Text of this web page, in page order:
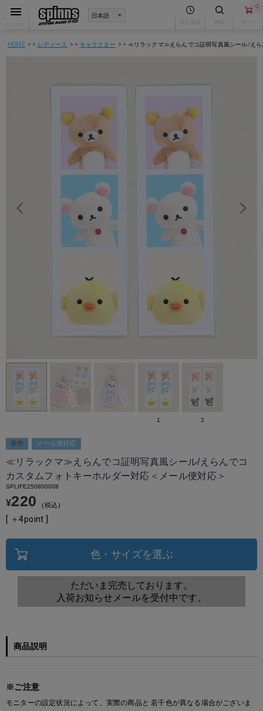
0
HOME レディース キャラクター ≪リラックマ≫えらんでコ証明写真風シール/えら
新作 メール便対応
≪リラックマ≫えらんでコ証明写真風シール/えらんでコ
カスタムフォトキーホルダー対応＜メール便対応＞
SPLIFE250800008
¥220 税込
[ ＋4point ]
色・サイズを選ぶ
ただいま完売しております。
入荷お知らせメールを受付中です。
商品説明
※ご注意
モニターの設定状況によって、実際の商品と 若干色が異なる場合がございま
1 2